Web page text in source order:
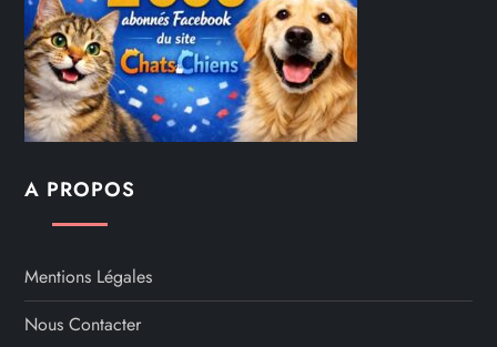
A PROPOS
Mentions Légales
Nous Contacter